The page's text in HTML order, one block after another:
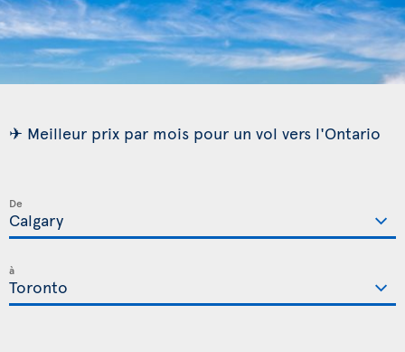
✈ Meilleur prix par mois pour un vol vers l'Ontario
De
à